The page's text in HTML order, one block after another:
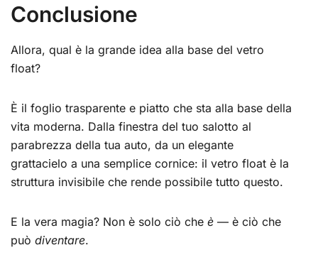
Conclusione
Allora, qual è la grande idea alla base del vetro
float?
È il foglio trasparente e piatto che sta alla base della
vita moderna. Dalla finestra del tuo salotto al
parabrezza della tua auto, da un elegante
grattacielo a una semplice cornice: il vetro float è la
struttura invisibile che rende possibile tutto questo.
E la vera magia? Non è solo ciò che è — è ciò che
può diventare.